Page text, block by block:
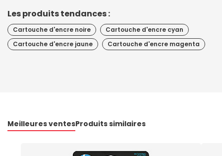
Les produits tendances :
Cartouche d'encre noire
Cartouche d'encre cyan
Cartouche d'encre jaune
Cartouche d'encre magenta
Meilleures ventesProduits similaires